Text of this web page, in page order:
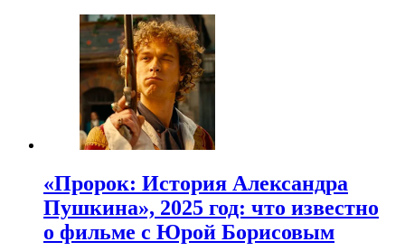
«Пророк: История Александра
Пушкина», 2025 год: что известно
о фильме с Юрой Борисовым